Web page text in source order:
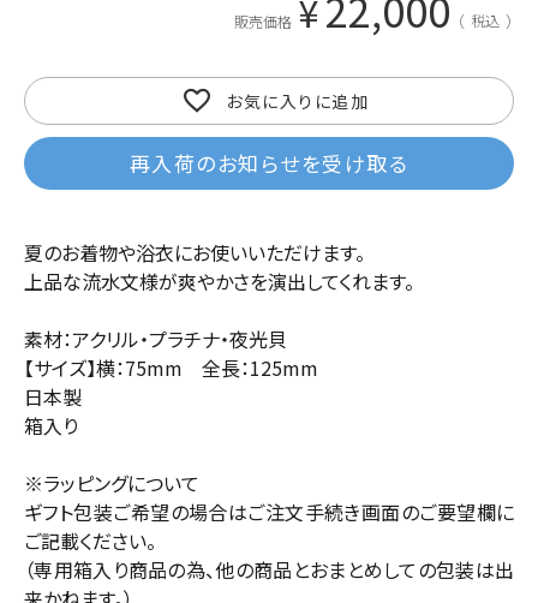
販売価格 ¥ 税込
お気に入りに追加
再入荷のお知らせを受け取る
夏のお着物や浴衣にお使いいただけます。
上品な流水文様が爽やかさを演出してくれます。
素材：アクリル・プラチナ・夜光貝
【サイズ】横：75mm 全長：125mm
日本製
箱入り
※ラッピングについて
ギフト包装ご希望の場合はご注文手続き画面のご要望欄に
ご記載ください。
（専用箱入り商品の為、他の商品とおまとめしての包装は出